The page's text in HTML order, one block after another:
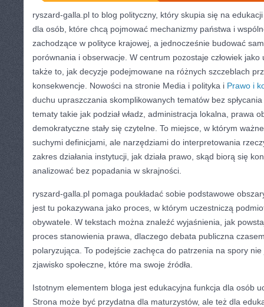
ryszard-galla.pl to blog polityczny, który skupia się na
dla osób, które chcą pojmować mechanizmy państwa i
zachodzące w polityce krajowej, a jednocześnie budować
porównania i obserwacje. W centrum pozostaje człowiek
także to, jak decyzje podejmowane na różnych szczeblach
konsekwencje. Nowości na stronie Media i polityka i Prawo i
duchu upraszczania skomplikowanych tematów bez
tematy takie jak podział władz, administracja lokalna, prawa
demokratyczne stały się czytelne. To miejsce, w którym
suchymi definicjami, ale narzędziami do interpretowania
zakres działania instytucji, jak działa prawo, skąd biorą się
analizować bez popadania w skrajności.
ryszard-galla.pl pomaga poukładać sobie podstawowe
jest tu pokazywana jako proces, w którym uczestniczą
obywatele. W tekstach można znaleźć wyjaśnienia, jak
proces stanowienia prawa, dlaczego debata publiczna
polaryzująca. To podejście zachęca do patrzenia na spory
zjawisko społeczne, które ma swoje źródła.
Istotnym elementem bloga jest edukacyjna funkcja dla osób
Strona może być przydatna dla maturzystów, ale też dla